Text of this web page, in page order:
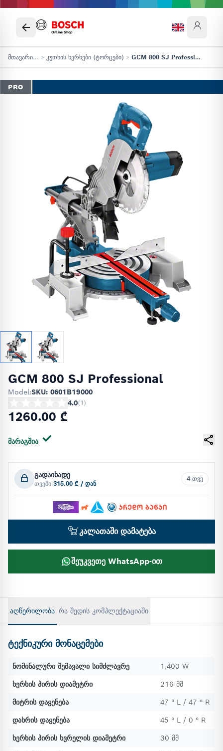
Online Shop
მთავარი... > კუთხის ხერხები (ტორცები) > GCM 800 SJ Professional
PRO
GCM 800 SJ Professional
Model:SKU: 0601B19000
4.0(1 )
1260.00 ₾
მარაგშია
გადაიხადე
თვეში 315.00 ₾ / დან
4 თვე
კალათაში დამატება
შეუკვეთე WhatsApp-ით
აღწერილობა რა შედის კომპლექტაციაში
ტექნიკური მონაცემები
ნომინალური შემავალი სიმძლავრე
1,400 W
ხერხის პირის დიამეტრი
216 მმ
მიტრის დაყენება
47 ° L / 47 ° R
დახრის დაყენება
45 ° L / 0 ° R
ხერხის პირის ხვრელის დიამეტრი
30 მმ